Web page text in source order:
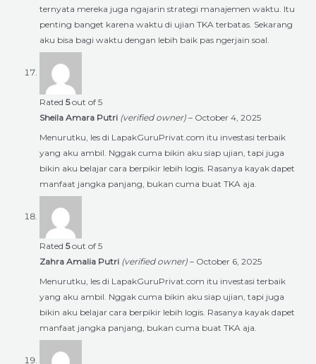
ternyata mereka juga ngajarin strategi manajemen waktu. Itu
penting banget karena waktu di ujian TKA terbatas. Sekarang
aku bisa bagi waktu dengan lebih baik pas ngerjain soal.
Rated 5out of 5
Sheila Amara Putri (verified owner) – October 4, 2025
Menurutku, les di LapakGuruPrivat.com itu investasi terbaik
yang aku ambil. Nggak cuma bikin aku siap ujian, tapi juga
bikin aku belajar cara berpikir lebih logis. Rasanya kayak dapet
manfaat jangka panjang, bukan cuma buat TKA aja.
Rated 5out of 5
Zahra Amalia Putri (verified owner) – October 6, 2025
Menurutku, les di LapakGuruPrivat.com itu investasi terbaik
yang aku ambil. Nggak cuma bikin aku siap ujian, tapi juga
bikin aku belajar cara berpikir lebih logis. Rasanya kayak dapet
manfaat jangka panjang, bukan cuma buat TKA aja.